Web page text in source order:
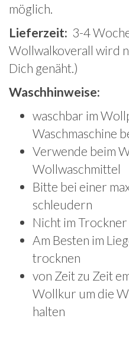
möglich.
Lieferzeit: 3-4
Wollwalkoverall wird
Dich genäht.)
Waschhinweise:
waschbar im
Waschmaschine
Verwende beim
Wollwaschmittel
Bitte bei einer
schleudern
Nicht im
Am Besten im
trocknen
von Zeit zu Zeit
Wollkur um die
halten